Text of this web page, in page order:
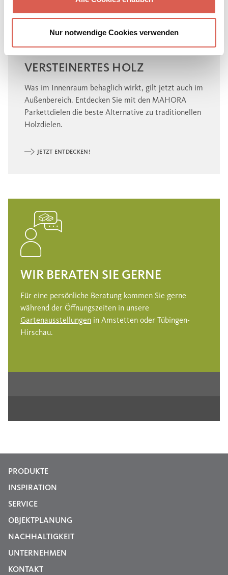
Nur notwendige Cookies verwenden
VERSTEINERTES HOLZ
Was im Innenraum behaglich wirkt, gilt jetzt auch im
Außenbereich. Entdecken Sie mit den MAHORA
Parkettdielen die beste Alternative zu traditionellen
Holzdielen.
JETZT ENTDECKEN!
WIR BERATEN SIE GERNE
Für eine persönliche Beratung kommen Sie gerne
während der Öffnungszeiten in unsere
Gartenausstellungen in Amstetten oder Tübingen-
Hirschau.
PRODUKTE
INSPIRATION
SERVICE
OBJEKTPLANUNG
NACHHALTIGKEIT
UNTERNEHMEN
KONTAKT